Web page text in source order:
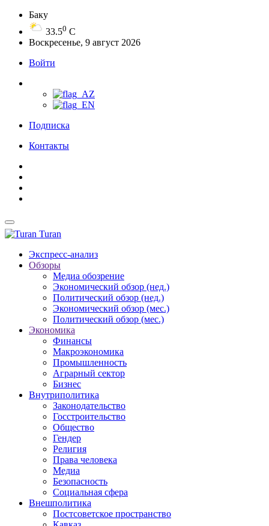
Баку
33.50 C
Воскресенье, 9 август 2026
Войти
Подписка
Контакты
Turan
Экспресс-анализ
Обзоры
Медиа обозрение
Экономический обзор (нед.)
Политический обзор (нед.)
Экономический обзор (мес.)
Политический обзор (мес.)
Экономика
Финансы
Макроэкономика
Промышленность
Аграрный сектор
Бизнес
Внутриполитика
Законодательство
Госстроительство
Общество
Гендер
Религия
Права человека
Медиа
Безопасность
Социальная сфера
Внешполитика
Постсоветское пространство